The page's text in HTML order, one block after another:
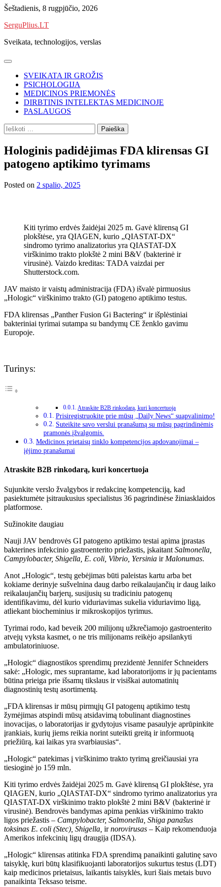
Skip
content
Šeštadienis, 8 rugpjūčio, 2026
SerguPlius.LT
Sveikata, technologijos, verslas
SVEIKATA IR GROŽIS
PSICHOLOGIJA
MEDICINOS PRIEMONĖS
DIRBTINIS INTELEKTAS MEDICINOJE
PASLAUGOS
Ieškoti:
Hologinis padidėjimas FDA klirensas GI
patogeno aptikimo tyrimams
Posted on 2 spalio, 2025
Kiti tyrimo erdvės žaidėjai 2025 m. Gavė klirensą GI
plokštėse, yra QIAGEN, kurio „QIASTAT-DX“
sindromo tyrimo analizatorius yra QIASTAT-DX
virškinimo trakto plokštė 2 mini B&V (bakterinė ir
virusinė). Vaizdo kreditas: TADA vaizdai per
Shutterstock.com.
JAV maisto ir vaistų administracija (FDA) išvalė pirmuosius
„Hologic“ virškinimo trakto (GI) patogeno aptikimo testus.
FDA klirensas „Panther Fusion Gi Bactering“ ir išplėstiniai
bakteriniai tyrimai sutampa su bandymų CE ženklo gavimu
Europoje.
Turinys:
Atraskite B2B rinkodarą, kuri koncertuoja
Prisiregistruokite prie mūsų „Daily News“ suapvalinimo!
Suteikite savo verslui pranašumą su mūsų pagrindinėmis
pramonės įžvalgomis.
Medicinos prietaisų tinklo kompetencijos apdovanojimai –
įėjimo pranašumai
Atraskite B2B rinkodarą, kuri koncertuoja
Sujunkite verslo žvalgybos ir redakcinę kompetenciją, kad
pasiektumėte įsitraukusius specialistus 36 pagrindinėse žiniasklaidos
platformose.
Sužinokite daugiau
Nauji JAV bendrovės GI patogeno aptikimo testai apima įprastas
bakterines infekcinio gastroenterito priežastis, įskaitant Salmonella,
Campylobacter, Shigella, E. coli, Vibrio, Yersinia irMalonumas.
Anot „Hologic“, testų gebėjimas būti paleistas kartu arba bet
kokiame derinyje sušvelnina daug darbo reikalaujančių ir daug laiko
reikalaujančių barjerų, susijusių su tradiciniu patogenų
identifikavimu, dėl kurio viduriavimas sukelia viduriavimo ligą,
atliekant biocheminius ir mikroskopijos tyrimus.
Tyrimai rodo, kad beveik 200 milijonų užkrečiamojo gastroenterito
atvejų vyksta kasmet, o ne tris milijonams reikėjo apsilankyti
ambulatoriniuose.
„Hologic“ diagnostikos sprendimų prezidentė Jennifer Schneiders
sakė: „Hologic, mes suprantame, kad laboratorijoms ir jų pacientams
būtina prieiga prie išsamų tikslaus ir visiškai automatinių
diagnostinių testų asortimentą.
„FDA klirensas ir mūsų pirmųjų GI patogenų aptikimo testų
žymėjimas atspindi mūsų atsidavimą tobulinant diagnostines
inovacijas, o laboratorijas ir gydytojus visame pasaulyje aprūpinkite
įrankiais, kurių jiems reikia norint suteikti greitą ir informuotą
priežiūrą, kai laikas yra svarbiausias“.
„Hologic“ patekimas į virškinimo trakto tyrimą greičiausiai yra
tiesioginė jo 159 mln.
Kiti tyrimo erdvės žaidėjai 2025 m. Gavė klirensą GI plokštėse, yra
QIAGEN, kurio „QIASTAT-DX“ sindromo tyrimo analizatorius yra
QIASTAT-DX virškinimo trakto plokštė 2 mini B&V (bakterinė ir
virusinė). Bendrovės bandymas apima penkias virškinimo trakto
ligos priežastis – Campylobacter, Salmonella, Shiga panašus
toksinas E. coli (Stec), Shigella, irnorovirusas – Kaip rekomenduoja
Amerikos infekcinių ligų draugija (IDSA).
„Hologic“ klirensas atitinka FDA sprendimą panaikinti galutinę savo
taisyklę, kuri būtų klasifikuojanti laboratorijos sukurtus testus (LDT)
kaip medicinos prietaisus, laikantis taisyklės, kuri šiais metais buvo
panaikinta Teksaso teisme.